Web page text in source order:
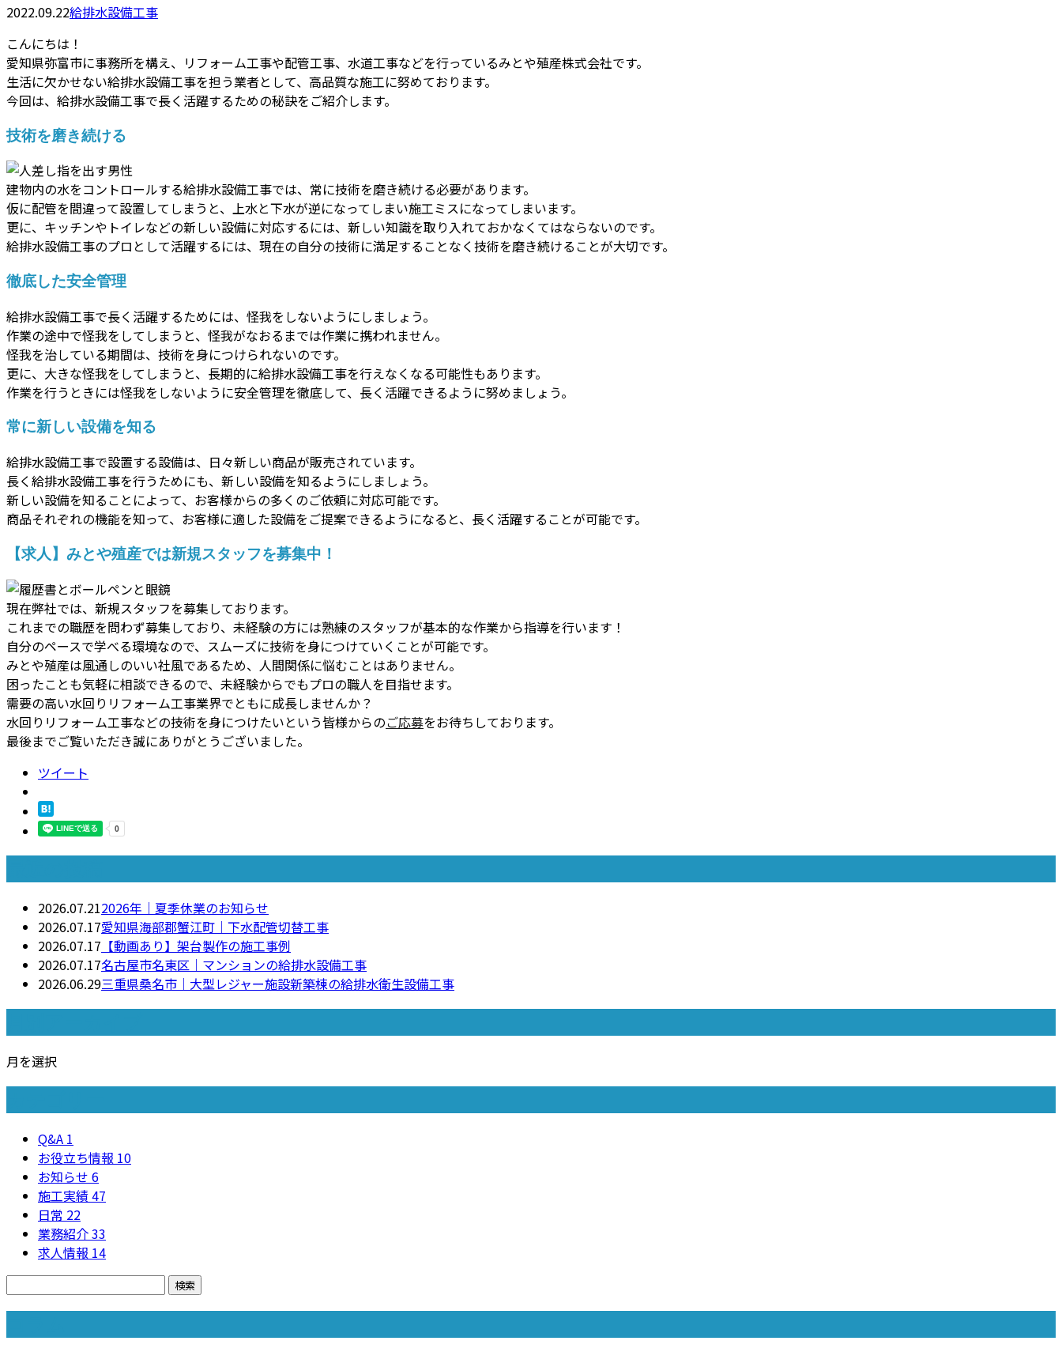
2022.09.22給排水設備工事
こんにちは！
愛知県弥富市に事務所を構え、リフォーム工事や配管工事、水道工事などを行っているみとや殖産株式会社です。
生活に欠かせない給排水設備工事を担う業者として、高品質な施工に努めております。
今回は、給排水設備工事で長く活躍するための秘訣をご紹介します。
技術を磨き続ける
建物内の水をコントロールする給排水設備工事では、常に技術を磨き続ける必要があります。
仮に配管を間違って設置してしまうと、上水と下水が逆になってしまい施工ミスになってしまいます。
更に、キッチンやトイレなどの新しい設備に対応するには、新しい知識を取り入れておかなくてはならないのです。
給排水設備工事のプロとして活躍するには、現在の自分の技術に満足することなく技術を磨き続けることが大切です。
徹底した安全管理
給排水設備工事で長く活躍するためには、怪我をしないようにしましょう。
作業の途中で怪我をしてしまうと、怪我がなおるまでは作業に携われません。
怪我を治している期間は、技術を身につけられないのです。
更に、大きな怪我をしてしまうと、長期的に給排水設備工事を行えなくなる可能性もあります。
作業を行うときには怪我をしないように安全管理を徹底して、長く活躍できるように努めましょう。
常に新しい設備を知る
給排水設備工事で設置する設備は、日々新しい商品が販売されています。
長く給排水設備工事を行うためにも、新しい設備を知るようにしましょう。
新しい設備を知ることによって、お客様からの多くのご依頼に対応可能です。
商品それぞれの機能を知って、お客様に適した設備をご提案できるようになると、長く活躍することが可能です。
【求人】みとや殖産では新規スタッフを募集中！
現在弊社では、新規スタッフを募集しております。
これまでの職歴を問わず募集しており、未経験の方には熟練のスタッフが基本的な作業から指導を行います！
自分のペースで学べる環境なので、スムーズに技術を身につけていくことが可能です。
みとや殖産は風通しのいい社風であるため、人間関係に悩むことはありません。
困ったことも気軽に相談できるので、未経験からでもプロの職人を目指せます。
需要の高い水回りリフォーム工事業界でともに成長しませんか？
水回りリフォーム工事などの技術を身につけたいという皆様からのご応募をお待ちしております。
最後までご覧いただき誠にありがとうございました。
ツイート
2026.07.212026年｜夏季休業のお知らせ
2026.07.17愛知県海部郡蟹江町｜下水配管切替工事
2026.07.17 【動画あり】架台製作の施工事例
2026.07.17名古屋市名東区｜マンションの給排水設備工事
2026.06.29三重県桑名市｜大型レジャー施設新築棟の給排水衛生設備工事
月を選択
Q&A 1
お役立ち情報 10
お知らせ 6
施工実績47
日常 22
業務紹介33
求人情報 14